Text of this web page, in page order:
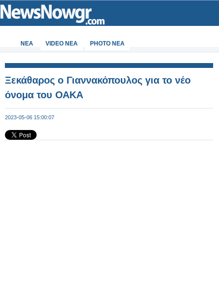
ΝΕΑ VIDEO NEA PHOTO NEA
Ξεκάθαρος ο Γιαννακόπουλος για το νέο
όνομα του ΟΑΚΑ
2023-05-06 15:00:07